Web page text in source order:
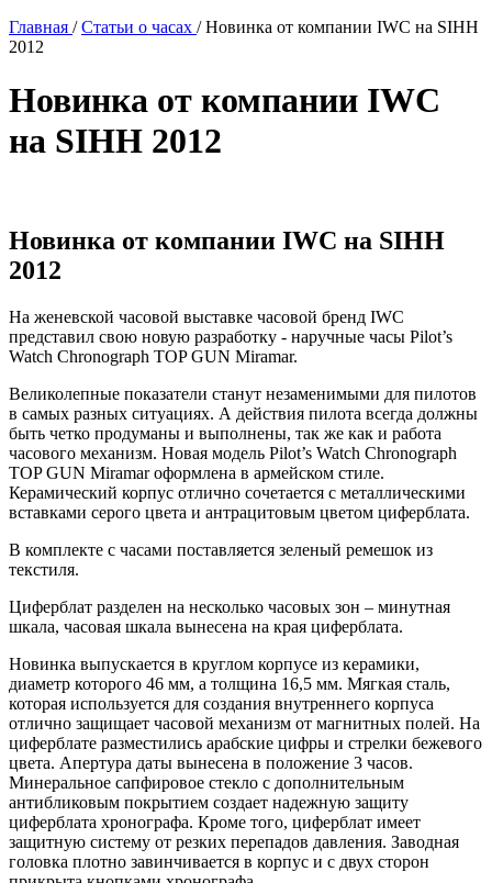
Главная /Статьи о часах / Новинка от компании IWC на SIHH
2012
Новинка от компании IWC
на SIHH 2012
Новинка от компании IWC на SIHH
2012
На женевской часовой выставке часовой бренд IWC
представил свою новую разработку - наручные часы Pilot’s
Watch Chronograph TOP GUN Miramar.
Великолепные показатели станут незаменимыми для пилотов
в самых разных ситуациях. А действия пилота всегда должны
быть четко продуманы и выполнены, так же как и работа
часового механизм. Новая модель Pilot’s Watch Chronograph
TOP GUN Miramar оформлена в армейском стиле.
Керамический корпус отлично сочетается с металлическими
вставками серого цвета и антрацитовым цветом циферблата.
В комплекте с часами поставляется зеленый ремешок из
текстиля.
Циферблат разделен на несколько часовых зон – минутная
шкала, часовая шкала вынесена на края циферблата.
Новинка выпускается в круглом корпусе из керамики,
диаметр которого 46 мм, а толщина 16,5 мм. Мягкая сталь,
которая используется для создания внутреннего корпуса
отлично защищает часовой механизм от магнитных полей. На
циферблате разместились арабские цифры и стрелки бежевого
цвета. Апертура даты вынесена в положение 3 часов.
Минеральное сапфировое стекло с дополнительным
антибликовым покрытием создает надежную защиту
циферблата хронографа. Кроме того, циферблат имеет
защитную систему от резких перепадов давления. Заводная
головка плотно завинчивается в корпус и с двух сторон